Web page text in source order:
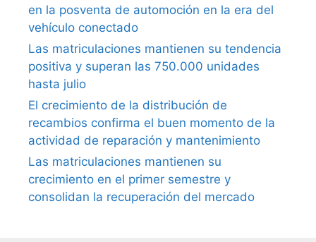
en la posventa de automoción en la era del
vehículo conectado
Las matriculaciones mantienen su tendencia
positiva y superan las 750.000 unidades
hasta julio
El crecimiento de la distribución de
recambios confirma el buen momento de la
actividad de reparación y mantenimiento
Las matriculaciones mantienen su
crecimiento en el primer semestre y
consolidan la recuperación del mercado